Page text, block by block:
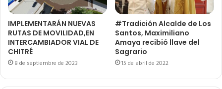
IMPLEMENTARÁN NUEVAS
RUTAS DE MOVILIDAD,EN
INTERCAMBIADOR VIAL DE
CHITRÉ
8 de septiembre de 2023
#Tradición Alcalde de Los
Santos, Maximiliano
Amaya recibió llave del
Sagrario
15 de abril de 2022